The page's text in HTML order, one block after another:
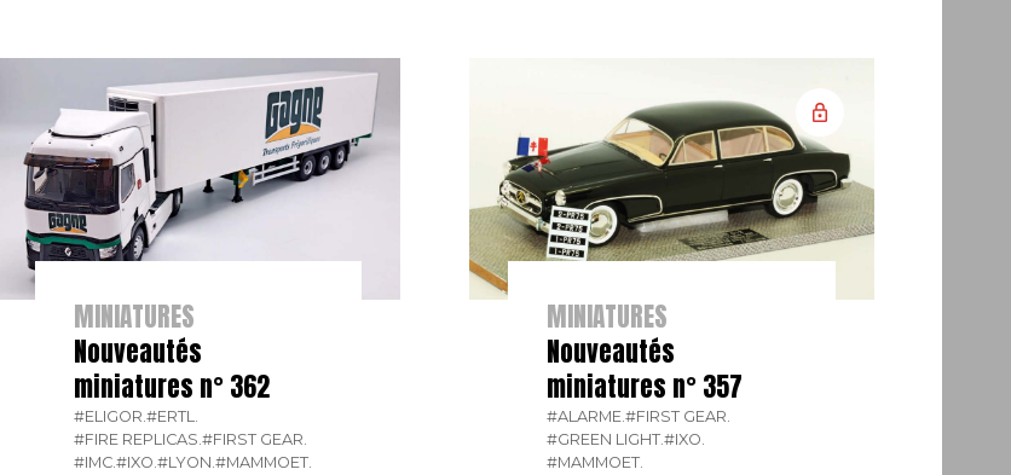
MINIATURES
Nouveautés
miniatures n° 362
#ELIGOR.#ERTL.
#FIRE REPLICAS.#FIRST GEAR.
#IMC.#IXO.#LYON.#MAMMOET.
MINIATURES
Nouveautés
miniatures n° 357
#ALARME.#FIRST GEAR.
#GREEN LIGHT.#IXO.
#MAMMOET.